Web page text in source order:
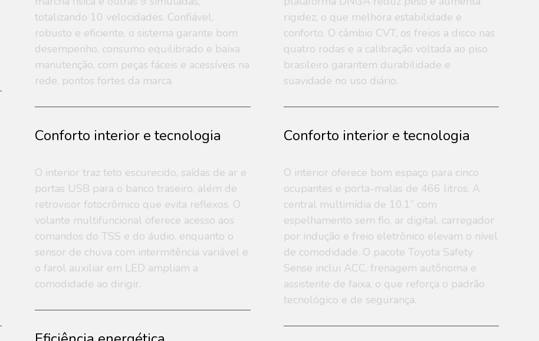
totalizando 10 velocidades. Confiável,
robusto e eficiente, o sistema garante bom
desempenho, consumo equilibrado e baixa
manutenção, com peças fáceis e acessíveis na
rede, pontos fortes da marca.
Conforto interior e tecnologia
O interior traz teto escurecido, saídas de ar e
portas USB para o banco traseiro, além de
retrovisor fotocrômico que evita reflexos. O
volante multifuncional oferece acesso aos
comandos do TSS e do áudio, enquanto o
sensor de chuva com intermitência variável e
o farol auxiliar em LED ampliam a
comodidade ao dirigir.
rigidez, o que melhora estabilidade e
conforto. O câmbio CVT, os freios a disco nas
quatro rodas e a calibração voltada ao piso
brasileiro garantem durabilidade e
suavidade no uso diário.
Conforto interior e tecnologia
O interior oferece bom espaço para cinco
ocupantes e porta-malas de 466 litros. A
central multimídia de 10,1” com
espelhamento sem fio, ar digital, carregador
por indução e freio eletrônico elevam o nível
de comodidade. O pacote Toyota Safety
Sense inclui ACC, frenagem autônoma e
assistente de faixa, o que reforça o padrão
tecnológico e de segurança.